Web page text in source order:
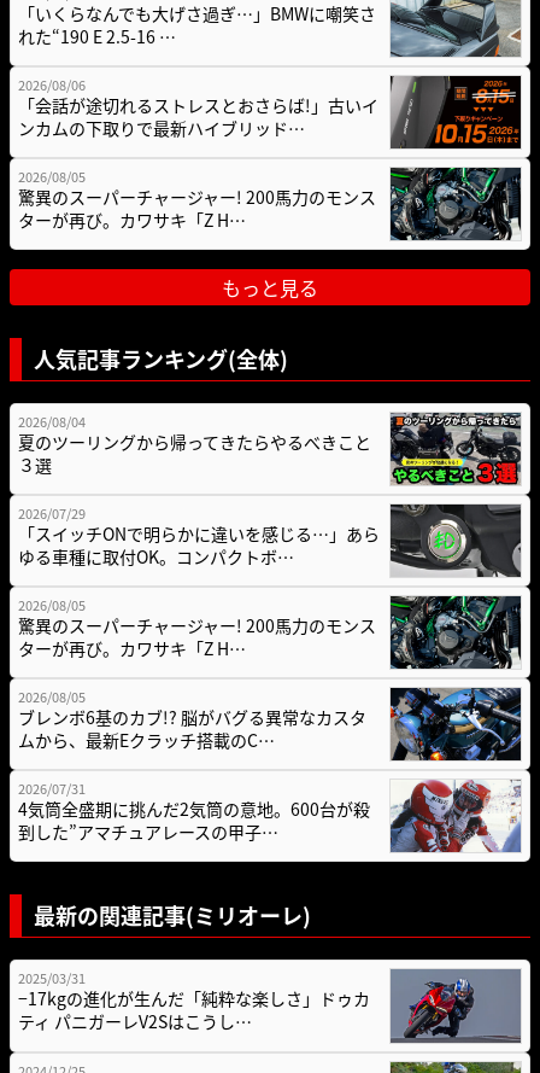
「いくらなんでも大げさ過ぎ…」BMWに嘲笑さ
れた“190 E 2.5-16 …
2026/08/06
「会話が途切れるストレスとおさらば!」古いイ
ンカムの下取りで最新ハイブリッド…
2026/08/05
驚異のスーパーチャージャー! 200馬力のモンス
ターが再び。カワサキ「Z H…
もっと見る
人気記事ランキング(全体)
2026/08/04
夏のツーリングから帰ってきたらやるべきこと
３選
2026/07/29
「スイッチONで明らかに違いを感じる…」あら
ゆる車種に取付OK。コンパクトボ…
2026/08/05
驚異のスーパーチャージャー! 200馬力のモンス
ターが再び。カワサキ「Z H…
2026/08/05
ブレンボ6基のカブ!? 脳がバグる異常なカスタ
ムから、最新Eクラッチ搭載のC…
2026/07/31
4気筒全盛期に挑んだ2気筒の意地。600台が殺
到した”アマチュアレースの甲子…
最新の関連記事(ミリオーレ)
2025/03/31
−17kgの進化が生んだ「純粋な楽しさ」ドゥカ
ティ パニガーレV2Sはこうし…